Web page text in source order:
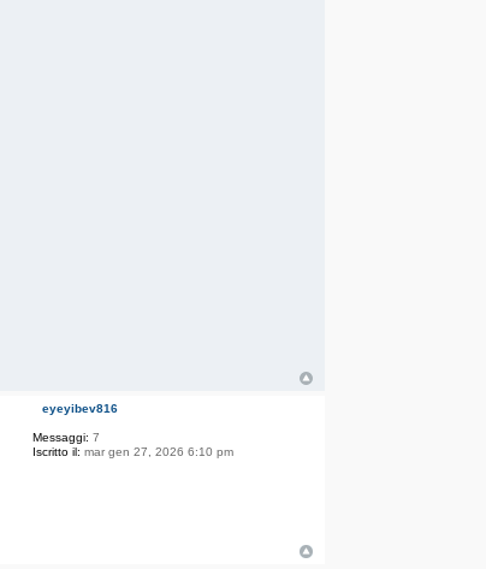
eyeyibev816
Messaggi: 7
Iscritto il: mar gen 27, 2026 6:10 pm